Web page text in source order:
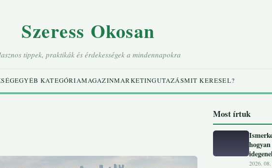
Szeress Okosan
tippek, praktikák és érdekességek a mindennapokra
EGYÉB KATEGÓRIAMAGAZINMARKETINGUTAZÁSMIT KERESEL?
Most írtuk
2026. 08.